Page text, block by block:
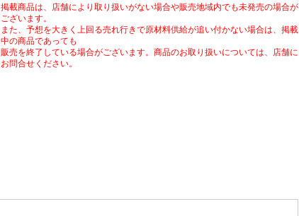
掲載商品は、店舗により取り扱いがない場合や販売地域内でも未発売の場合が
ございます。
また、予想を大きく上回る売れ行きで原材料供給が追い付かない場合は、掲載
中の商品であっても
販売を終了している場合がございます。商品のお取り扱いについては、店舗に
お問合せください。